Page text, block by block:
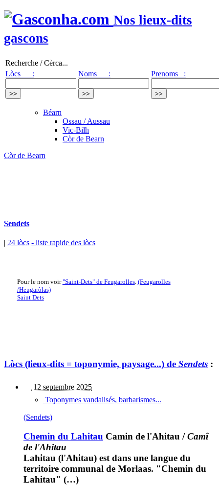
Nos lieux-dits
gascons
Recherche / Cèrca...
Lòcs :
Noms : Prenoms :
Béarn
Ossau / Aussau
Vic-Bilh
Còr de Bearn
Còr de Bearn
Sendets
| 24 lòcs - liste rapide des lòcs
Pour le nom voir"Saint-Dets" de Feugarolles. (Feugarolles
/Heugaròlas)
Saint Dets
Lòcs (lieux-dits = toponymie, paysage...) de Sendets :
12 septembre 2025
Toponymes vandalisés, barbarismes...
(Sendets)
Chemin du Lahitau Camin de l'Ahitau /Camî
de l'Ahitau
Lahitau (l'Ahitau) est dans une langue du
territoire communal de Morlaas. "Chemin du
Lahitau" (…)